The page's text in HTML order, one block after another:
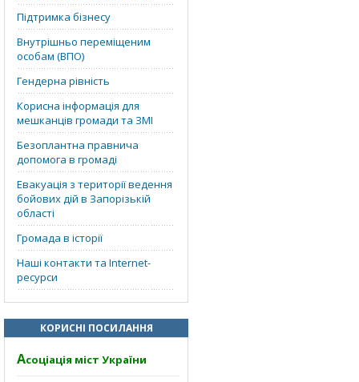
Підтримка бізнесу
Внутрішньо переміщеним
особам (ВПО)
Гендерна рівність
Корисна інформація для
мешканців громади та ЗМІ
Безоплантна правнича
допомога в громаді
Евакуація з території ведення
бойових дій в Запорізькій
області
Громада в історії
Наші контакти та Internet-
ресурси
КОРИСНІ ПОСИЛАННЯ
Асоціація міст України